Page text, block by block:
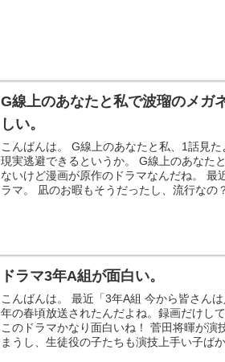
G線上のあなたと私で波瑠のメガ
しい。
こんばんは。 G線上のあなたと私、1話見た
現実逃避できるというか。 G線上のあなた
ないけど漫画が原作のドラマなんだね。 最
ラマ。 凪のお暇もそうだったし、流行なの
ドラマ3年A組が面白い。
こんばんは。 最近「3年A組 今から皆さん
年の春頃放送されたんだよね。録画だけし
このドラマかなり面白いね！ 菅田将暉が演
まうし、生徒役の子たちも演技上手い子ばか